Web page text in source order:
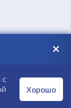
с
Хорошо